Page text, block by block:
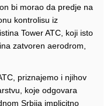
bi morao da predje na
kontrolisu iz
Tower ATC, koji isto
zatvoren aerodrom,
priznajemo i njihov
koje odgovara
Srbija implicitno